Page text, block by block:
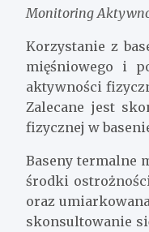
Monitoring
Korzystanie z
mięśniowego i
aktywności
Zalecane jest
fizycznej w
Baseny termalne
środki
oraz
skonsultowanie